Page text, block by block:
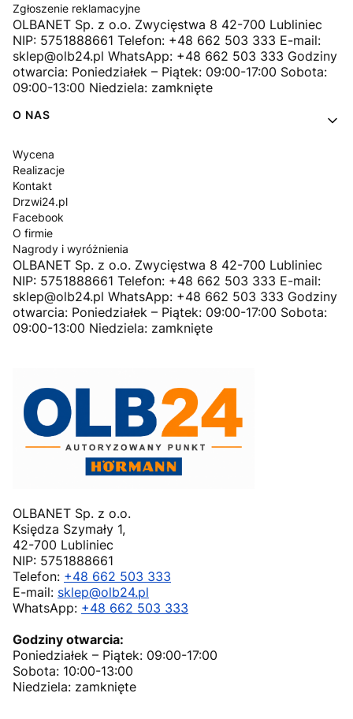
Zgłoszenie reklamacyjne
OLBANET Sp. z o.o. Zwycięstwa 8 42-700 Lubliniec
NIP: 5751888661 Telefon: +48 662 503 333 E-mail:
sklep@olb24.pl WhatsApp: +48 662 503 333 Godziny
otwarcia: Poniedziałek – Piątek: 09:00-17:00 Sobota:
09:00-13:00 Niedziela: zamknięte
O NAS
Wycena
Realizacje
Kontakt
Drzwi24.pl
Facebook
O firmie
Nagrody i wyróżnienia
OLBANET Sp. z o.o. Zwycięstwa 8 42-700 Lubliniec
NIP: 5751888661 Telefon: +48 662 503 333 E-mail:
sklep@olb24.pl WhatsApp: +48 662 503 333 Godziny
otwarcia: Poniedziałek – Piątek: 09:00-17:00 Sobota:
09:00-13:00 Niedziela: zamknięte
OLBANET Sp. z o.o.
Księdza Szymały 1,
42-700 Lubliniec
NIP: 5751888661
Telefon: +48 662 503 333
E-mail: sklep@olb24.pl
WhatsApp: +48 662 503 333
Godziny otwarcia:
Poniedziałek – Piątek: 09:00-17:00
Sobota: 10:00-13:00
Niedziela: zamknięte